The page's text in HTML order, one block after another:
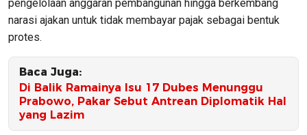
pengelolaan anggaran pembangunan hingga berkembang
narasi ajakan untuk tidak membayar pajak sebagai bentuk
protes.
Baca Juga:
Di Balik Ramainya Isu 17 Dubes Menunggu
Prabowo, Pakar Sebut Antrean Diplomatik Hal
yang Lazim